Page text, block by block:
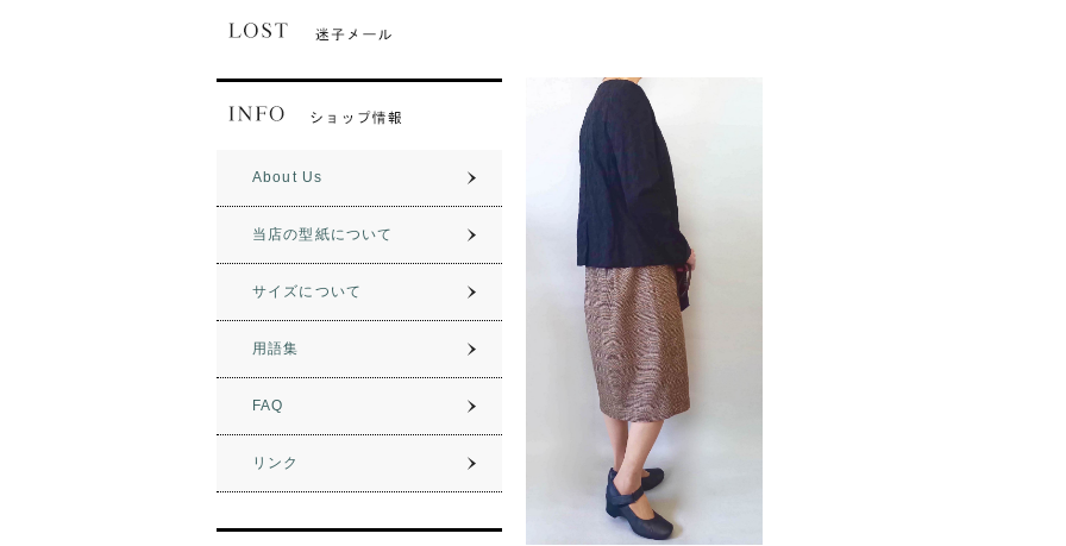
2/26午後より一時休業とさせていた
どうぞご了承ください。
2023.12.07
期間限定でポイント20倍です!
新作の前インタックセミワイドパンツ
をアップしました。
2022.09.01
ートをアップしました。
About Us
当店の型紙について
サイズについて
用語集
FAQ
リンク